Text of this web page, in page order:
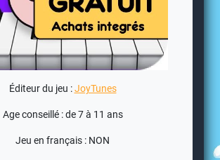
Éditeur du jeu :JoyTunes
Age conseillé : de 7 à 11 ans
Jeu en français : NON